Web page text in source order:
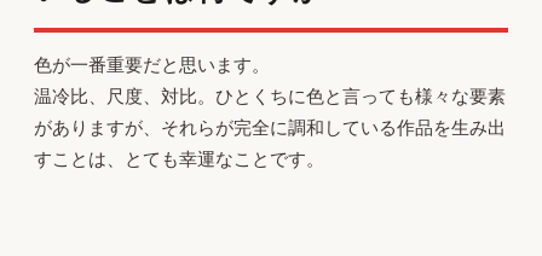
色が一番重要だと思います。
温冷比、尺度、対比。ひとくちに色と言っても様々な要素
がありますが、それらが完全に調和している作品を生み出
すことは、とても幸運なことです。